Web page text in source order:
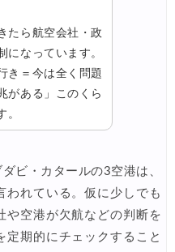
たら航空会社・政
になっています。
き＝今は全く問題
がある」このくら
。
ビ・カタールの3空港は、
われている。仮に少しでも
や空港が欠航などの判断を
定期的にチェックすること